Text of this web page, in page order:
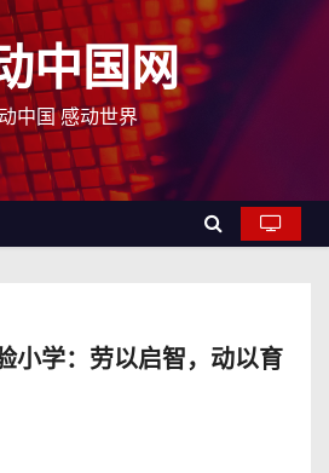
中国网
中国 感动世界
小学：劳以启智，动以育